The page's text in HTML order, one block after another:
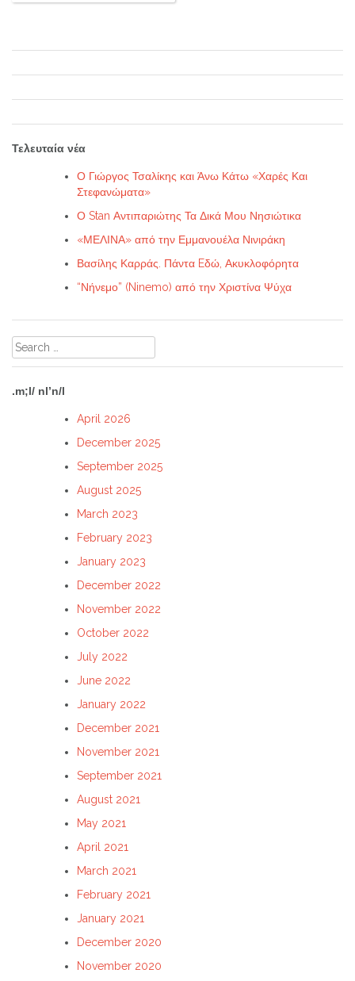
Τελευταία νέα
Ο Γιώργος Τσαλίκης και Άνω Κάτω «Χαρές Και
Στεφανώματα»
Ο Stan Αντιπαριώτης Τα Δικά Μου Νησιώτικα
«ΜΕΛΙΝΑ» από την Εμμανουέλα Νινιράκη
Βασίλης Καρράς. Πάντα Eδώ, Ακυκλοφόρητα
“Νήνεμο” (Ninemo) από την Χριστίνα Ψύχα
Search
for:
.m;l/ nl’n/l
April 2026
December 2025
September 2025
August 2025
March 2023
February 2023
January 2023
December 2022
November 2022
October 2022
July 2022
June 2022
January 2022
December 2021
November 2021
September 2021
August 2021
May 2021
April 2021
March 2021
February 2021
January 2021
December 2020
November 2020